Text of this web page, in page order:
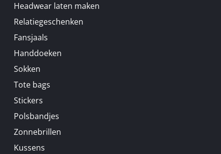
Headwear laten maken
Relatiegeschenken
Fansjaals
Handdoeken
Sokken
Tote bags
Stickers
Polsbandjes
Zonnebrillen
Kussens